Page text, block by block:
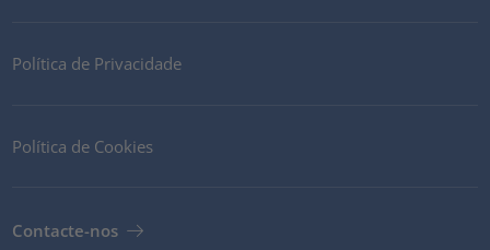
Política de Privacidade
Política de Cookies
Contacte-nos